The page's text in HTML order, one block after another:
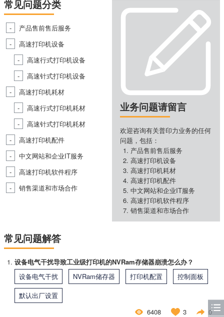
常见问题分类
产品售前售后服务
高速打印机设备
高速行式打印机设备
高速针式打印机设备
高速打印机耗材
高速行式打印机耗材
高速针式打印机耗材
高速打印机配件
中文网站和企业IT服务
高速打印机软件程序
销售渠道和市场合作
业务问题请留言
欢迎咨询有关普印力业务的任何
问题，包括：
产品售前售后服务
高速打印机设备
高速打印机耗材
高速打印机配件
中文网站和企业IT服务
高速打印机软件程序
销售渠道和市场合作
常见问题解答
设备电气干扰导致工业级打印机的NVRam存储器崩溃怎么办？
设备电气干扰
NVRam储存器 打印机配置
控制面板
默认出厂设置
6408
3
0